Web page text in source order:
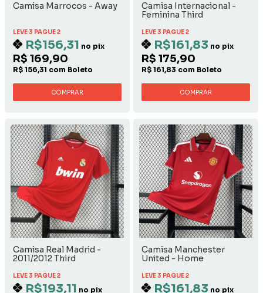
Camisa Marrocos - Away
LEVE 3 PAGUE 2
R$156,31 no pix
R$ 169,90
R$ 156,31 com Boleto
COMPRAR
Camisa Internacional -
Feminina Third
LEVE 3 PAGUE 2
R$161,83 no pix
R$ 175,90
R$ 161,83 com Boleto
COMPRAR
Camisa Real Madrid -
2011/2012 Third
LEVE 3 PAGUE 2
R$193,11 no pix
Camisa Manchester
United - Home
LEVE 3 PAGUE 2
R$161,83 no pix